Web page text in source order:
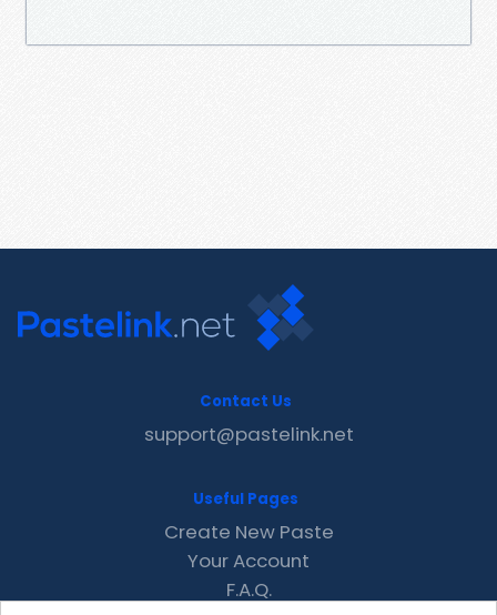
Contact Us
support@pastelink.net
Useful Pages
Create New Paste
Your Account
F.A.Q.